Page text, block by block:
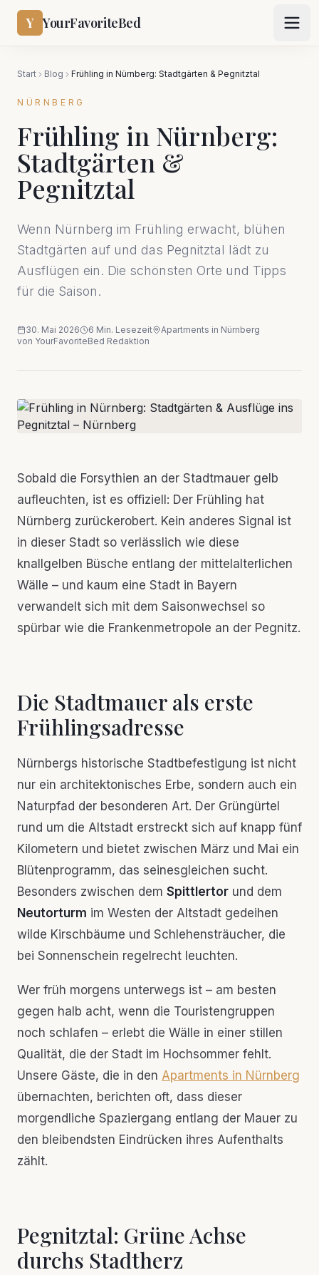
Y YourFavoriteBed
Start Blog Frühling in Nürnberg: Stadtgärten & Pegnitztal
NÜRNBERG
Frühling in Nürnberg:
Stadtgärten &
Pegnitztal
Wenn Nürnberg im Frühling erwacht, blühen
Stadtgärten auf und das Pegnitztal lädt zu
Ausflügen ein. Die schönsten Orte und Tipps
für die Saison.
30. Mai 2026 6 Min. Lesezeit Apartments in Nürnberg
von YourFavoriteBed Redaktion
Sobald die Forsythien an der Stadtmauer gelb
aufleuchten, ist es offiziell: Der Frühling hat
Nürnberg zurückerobert. Kein anderes Signal ist
in dieser Stadt so verlässlich wie diese
knallgelben Büsche entlang der mittelalterlichen
Wälle – und kaum eine Stadt in Bayern
verwandelt sich mit dem Saisonwechsel so
spürbar wie die Frankenmetropole an der Pegnitz.
Die Stadtmauer als erste
Frühlingsadresse
Nürnbergs historische Stadtbefestigung ist nicht
nur ein architektonisches Erbe, sondern auch ein
Naturpfad der besonderen Art. Der Grüngürtel
rund um die Altstadt erstreckt sich auf knapp fünf
Kilometern und bietet zwischen März und Mai ein
Blütenprogramm, das seinesgleichen sucht.
Besonders zwischen dem Spittlertor und dem
Neutorturm im Westen der Altstadt gedeihen
wilde Kirschbäume und Schlehensträucher, die
bei Sonnenschein regelrecht leuchten.
Wer früh morgens unterwegs ist – am besten
gegen halb acht, wenn die Touristengruppen
noch schlafen – erlebt die Wälle in einer stillen
Qualität, die der Stadt im Hochsommer fehlt.
Unsere Gäste, die in den Apartments in Nürnberg
übernachten, berichten oft, dass dieser
morgendliche Spaziergang entlang der Mauer zu
den bleibendsten Eindrücken ihres Aufenthalts
zählt.
Pegnitztal: Grüne Achse
durchs Stadtherz